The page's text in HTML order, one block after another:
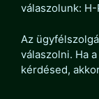
válaszolunk:
Az
válaszolni. Ha
kérdésed,